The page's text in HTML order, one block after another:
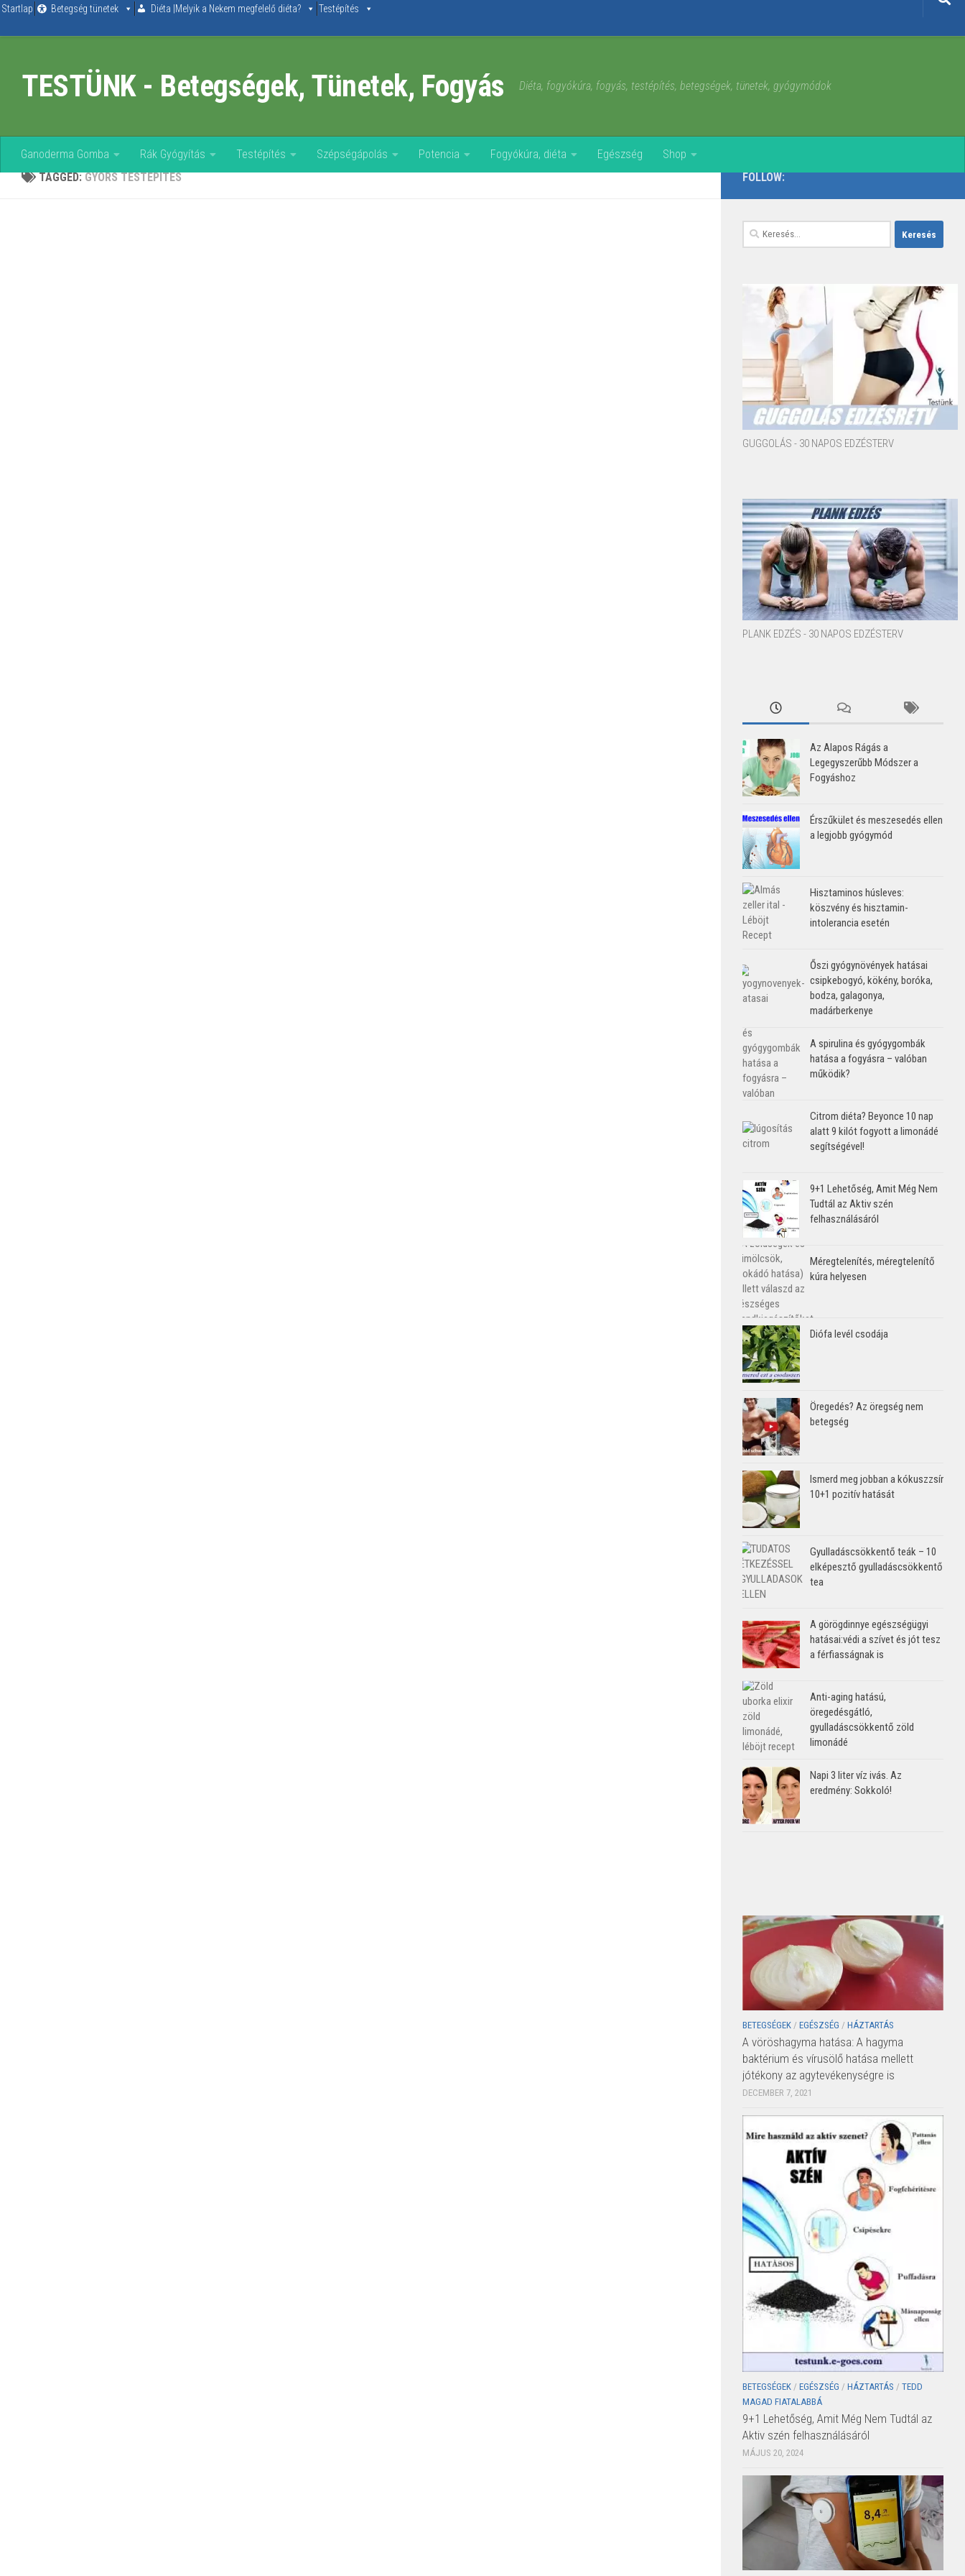
Skip to content
Startlap Betegség tünetek Diéta |Melyik a Nekem megfelelő diéta? Testépítés
TESTÜNK - Betegségek, Tünetek, Fogyás Diéta, fogyókúra, fogyás, testépítés, betegségek, tünetek, gyógymódok
Ganoderma Gomba Rák Gyógyítás Testépítés Szépségápolás Potencia Fogyókúra, diéta Egészség
Shop
TAGGED:GYORS TESTÉPÍTÉS FOLLOW:
Keresés:
GUGGOLÁS - 30 NAPOS EDZÉSTERV
PLANK EDZÉS - 30 NAPOS EDZÉSTERV
Az Alapos Rágás a
Legegyszerűbb Módszer a
Fogyáshoz
Érszűkület és meszesedés ellen
a legjobb gyógymód
Hisztaminos húsleves:
köszvény és hisztamin-
intolerancia esetén
Őszi gyógynövények hatásai
csipkebogyó, kökény, boróka,
bodza, galagonya,
madárberkenye
A spirulina és gyógygombák
hatása a fogyásra – valóban
működik?
Citrom diéta? Beyonce 10 nap
alatt 9 kilót fogyott a limonádé
segítségével!
9+1 Lehetőség, Amit Még Nem
Tudtál az Aktiv szén
felhasználásáról
Méregtelenítés, méregtelenítő
kúra helyesen
Diófa levél csodája
Öregedés? Az öregség nem
betegség
Ismerd meg jobban a kókuszzsír
10+1 pozitív hatását
Gyulladáscsökkentő teák – 10
elképesztő gyulladáscsökkentő
tea
A görögdinnye egészségügyi
hatásai:védi a szívet és jót tesz
a férfiasságnak is
Anti-aging hatású,
öregedésgátló,
gyulladáscsökkentő zöld
limonádé
Napi 3 liter víz ivás. Az
eredmény: Sokkoló!
BETEGSÉGEK / EGÉSZSÉG / HÁZTARTÁS
A vöröshagyma hatása: A hagyma
baktérium és vírusölő hatása mellett
jótékony az agytevékenységre is
DECEMBER 7, 2021
BETEGSÉGEK / EGÉSZSÉG / HÁZTARTÁS / TEDD
MAGAD FIATALABBÁ
9+1 Lehetőség, Amit Még Nem Tudtál az
Aktiv szén felhasználásáról
MÁJUS 20, 2024